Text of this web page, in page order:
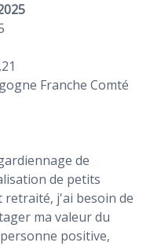
,21
Franche Comté
de
de petits
j'ai besoin de
ma valeur du
positive,